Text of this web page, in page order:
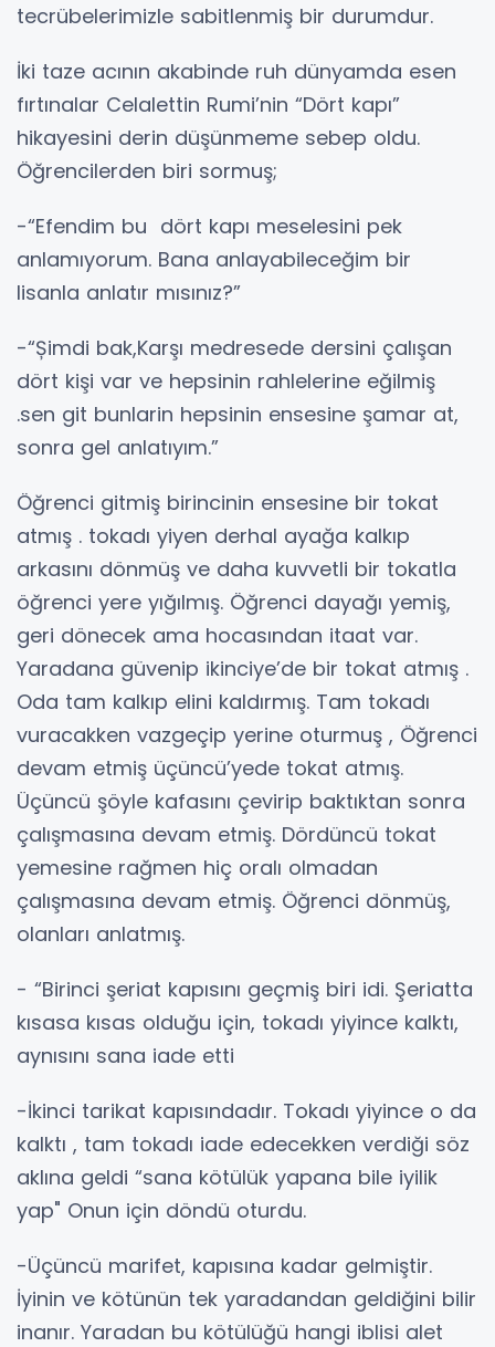
tecrübelerimizle sabitlenmiş bir durumdur.
İki taze acının akabinde ruh dünyamda esen
fırtınalar Celalettin Rumi’nin “Dört kapı”
hikayesini derin düşünmeme sebep oldu.
Öğrencilerden biri sormuş;
-“Efendim bu dört kapı meselesini pek
anlamıyorum. Bana anlayabileceğim bir
lisanla anlatır mısınız?”
-“Șimdi bak,Karşı medresede dersini çalışan
dört kişi var ve hepsinin rahlelerine eğilmiş
.sen git bunlarin hepsinin ensesine şamar at,
sonra gel anlatıyım.”
Öğrenci gitmiş birincinin ensesine bir tokat
atmış . tokadı yiyen derhal ayağa kalkıp
arkasını dönmüş ve daha kuvvetli bir tokatla
öğrenci yere yığılmış. Öğrenci dayağı yemiş,
geri dönecek ama hocasından itaat var.
Yaradana güvenip ikinciye’de bir tokat atmış .
Oda tam kalkıp elini kaldırmış. Tam tokadı
vuracakken vazgeçip yerine oturmuş , Öğrenci
devam etmiş üçüncü’yede tokat atmış.
Üçüncü şöyle kafasını çevirip baktıktan sonra
çalışmasına devam etmiş. Dördüncü tokat
yemesine rağmen hiç oralı olmadan
çalışmasına devam etmiş. Öğrenci dönmüş,
olanları anlatmış.
- “Birinci şeriat kapısını geçmiş biri idi. Şeriatta
kısasa kısas olduğu için, tokadı yiyince kalktı,
aynısını sana iade etti
-İkinci tarikat kapısındadır. Tokadı yiyince o da
kalktı , tam tokadı iade edecekken verdiği söz
aklına geldi “sana kötülük yapana bile iyilik
yap" Onun için döndü oturdu.
-Üçüncü marifet, kapısına kadar gelmiştir.
İyinin ve kötünün tek yaradandan geldiğini bilir
inanır. Yaradan bu kötülüğü hangi iblisi alet